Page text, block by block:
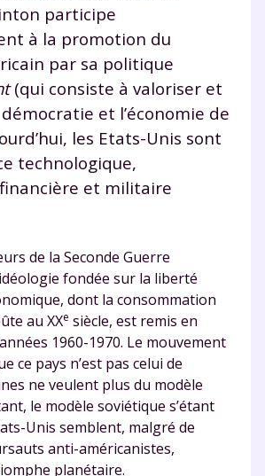
participe
à la promotion du
par sa politique
(qui consiste à valoriser et
et l’économie de
les Etats-Unis sont
technologique,
et militaire
de la Seconde Guerre
fondée sur la liberté
dont la consommation
au XXe siècle, est remis en
1960-1970. Le mouvement
ce pays n’est pas celui de
ne veulent plus du modèle
le modèle soviétique s’étant
Unis semblent, malgré de
anti-américanistes,
planétaire.
24h notre
de soutien
!
cours et vidéos,exercices
dédié aux parents
progrès
scolaire du CP à
expérimentés disponibles
par tchat, audio ou
GRATUITEMENT